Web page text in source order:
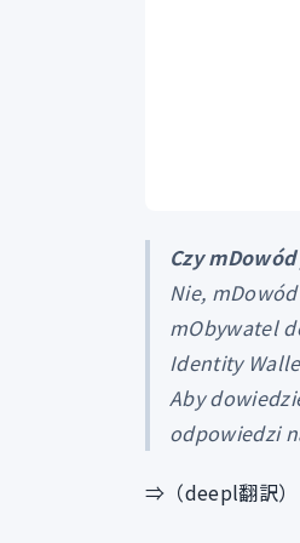
Czy
Nie,
mObywatel
Identity
Aby
odpowiedzi
⇒（deepl翻訳）